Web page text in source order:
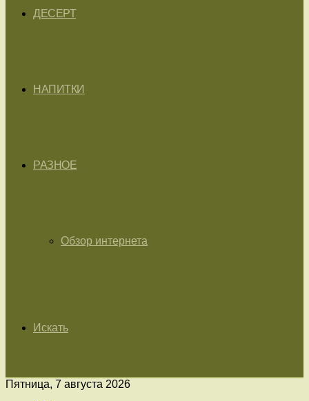
ДЕСЕРТ
НАПИТКИ
РАЗНОЕ
Обзор интернета
Искать
Пятница, 7 августа 2026